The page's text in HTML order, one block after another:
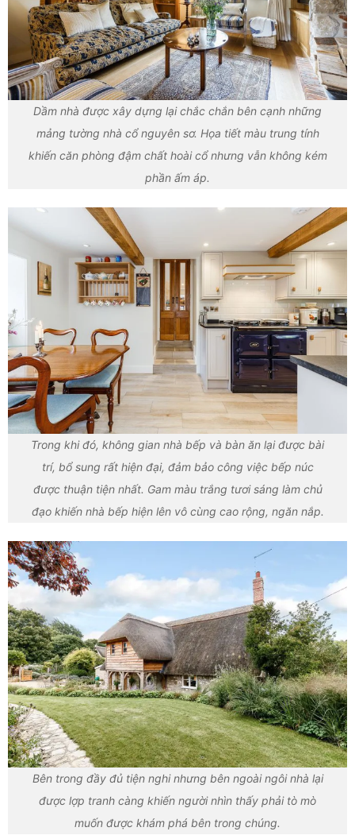
Dầm nhà được xây dựng lại chắc chắn bên cạnh những
mảng tường nhà cổ nguyên sơ. Họa tiết màu trung tính
khiến căn phòng đậm chất hoài cổ nhưng vẫn không kém
phần ấm áp.
Trong khi đó, không gian nhà bếp và bàn ăn lại được bài
trí, bổ sung rất hiện đại, đảm bảo công việc bếp núc
được thuận tiện nhất. Gam màu trắng tươi sáng làm chủ
đạo khiến nhà bếp hiện lên vô cùng cao rộng, ngăn nắp.
Bên trong đầy đủ tiện nghi nhưng bên ngoài ngôi nhà lại
được lợp tranh càng khiến người nhìn thấy phải tò mò
muốn được khám phá bên trong chúng.